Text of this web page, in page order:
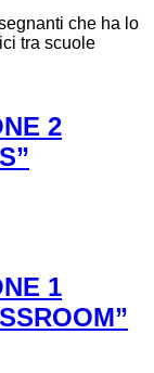
che ha lo
tra scuole
2
1